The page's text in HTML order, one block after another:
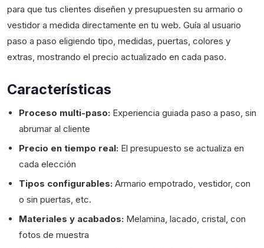
para que tus clientes diseñen y presupuesten su armario o
vestidor a medida directamente en tu web. Guía al usuario
paso a paso eligiendo tipo, medidas, puertas, colores y
extras, mostrando el precio actualizado en cada paso.
Características
Proceso multi-paso: Experiencia guiada paso a paso, sin
abrumar al cliente
Precio en tiempo real: El presupuesto se actualiza en
cada elección
Tipos configurables: Armario empotrado, vestidor, con
o sin puertas, etc.
Materiales y acabados: Melamina, lacado, cristal, con
fotos de muestra